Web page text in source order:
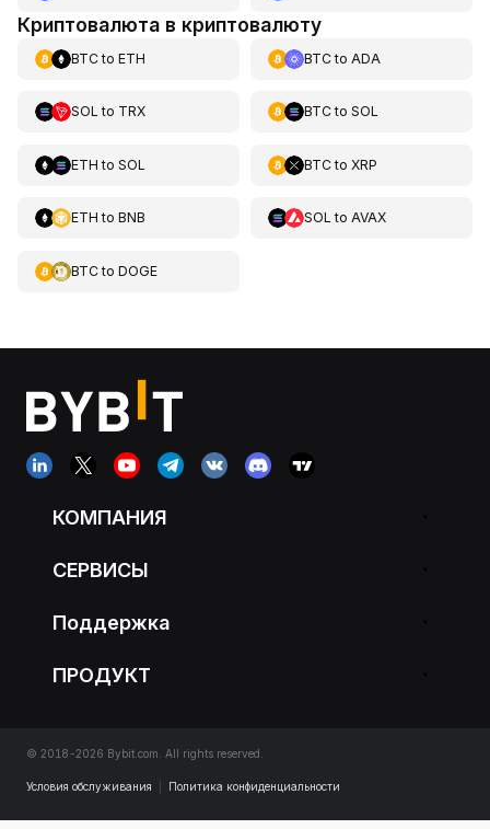
Криптовалюта в криптовалюту
BTCto ETH BTCto ADA
SOL to TRX BTCto SOL
ETH to SOL BTCto XRP
ETH to BNB SOL to AVAX
BTCto DOGE
КОМПАНИЯ
СЕРВИСЫ
Поддержка
ПРОДУКТ
© 2018-2026 Bybit.com. All rights reserved.
Условия обслуживания Политика конфиденциальности